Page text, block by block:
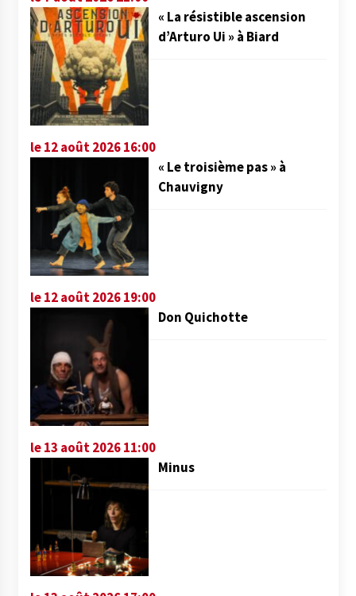
« La résistible ascension
d’Arturo Ui » à Biard
le 12 août 2026 16:00
« Le troisième pas » à
Chauvigny
le 12 août 2026 19:00
Don Quichotte
le 13 août 2026 11:00
Minus